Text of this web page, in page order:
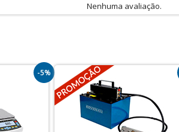
Nenhuma avaliação.
-5%